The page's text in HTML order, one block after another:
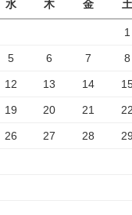
水 木 金 土
1
5 6 7 8
12 13 14
19 20 21 22
26 27 28 29